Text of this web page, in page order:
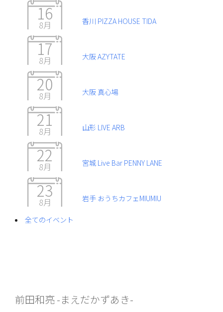
16
8月 香川 PIZZA HOUSE TIDA
17
8月 大阪 AZYTATE
20
8月 大阪 真心場
21
8月 山形 LIVE ARB
22
8月 宮城 Live Bar PENNY LANE
23
8月 岩手 おうちカフェMIUMIU
全てのイベント
前田和亮 -まえだかずあき-